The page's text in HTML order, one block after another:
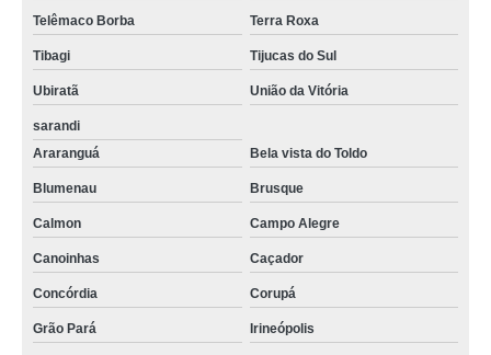
Telêmaco Borba Terra Roxa
Tibagi Tijucas do Sul
Ubiratã União da Vitória
sarandi
Araranguá
Bela vista do Toldo
Blumenau Brusque
Calmon Campo Alegre
Canoinhas Caçador
Concórdia Corupá
Grão Pará Irineópolis